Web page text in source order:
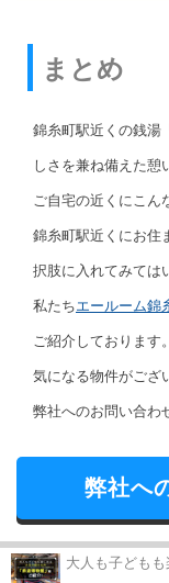
まとめ
錦糸町駅近くの銭湯
しさを兼ね備えた憩
ご自宅の近くにこん
錦糸町駅近くにお住
択肢に入れてみては
私たちエールーム錦
ご紹介しております。
気になる物件がござ
弊社へのお問い合わ
弊社へ
大人も子どもも